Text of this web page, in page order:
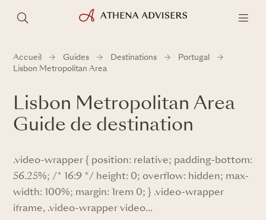
Accueil Guides Destinations
Portugal
Lisbon Metropolitan Area
Lisbon Metropolitan Area
Guide de destination
.video-wrapper { position: relative; padding-bottom:
56.25%; /* 16:9 */ height: 0; overflow: hidden; max-
width: 100%; margin: 1rem 0; } .video-wrapper
iframe, .video-wrapper video...